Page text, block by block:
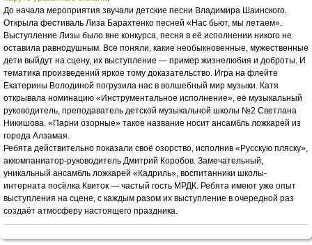
До начала мероприятия звучали детские песни Владимира Шаинского.
Открыла фестиваль Лиза Барахтенко песней «Нас бьют, мы летаем».
Выступление Лизы было вне конкурса, песня в её исполнении никого не
оставила равнодушным. Все поняли, какие необыкновенные, мужественные
дети выйдут на сцену, их выступление — пример жизнелюбия и доброты. И
тематика произведений яркое тому доказательство. Игра на флейте
Екатерины Володиной погрузила нас в волшебный мир музыки. Катя
открывала номинацию «Инструментальное исполнение», её музыкальный
руководитель, преподаватель детской музыкальной школы №2 Светлана
Никишова. «Парни озорные» такое название носит ансамбль ложкарей из
города Алзамая.
Ребята действительно показали своё озорство, исполнив «Русскую пляску»,
аккомпаниатор-руководитель Дмитрий Коробов. Замечательный,
уникальный ансамбль ложкарей «Кадриль», воспитанники школы-
интерната посёлка Квиток — частый гость МРДК. Ребята имеют уже опыт
выступления на сцене, с каждым разом их выступление в очередной раз
создаёт атмосферу настоящего праздника.